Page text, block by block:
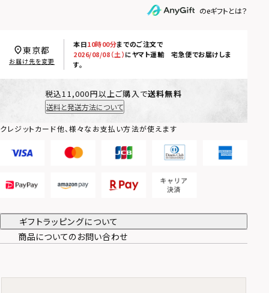
のeギフトとは？
本日10時00分までのご注文で
2026/08/08（土）にヤマト運輸 宅急便でお届けしま
す。
東京都
お届け先を変更
税込11,000円以上ご購入で送料無料
送料と発送方法について
クレジットカード他、様々なお支払い方法が使えます
ギフトラッピングについて
商品についてのお問い合わせ